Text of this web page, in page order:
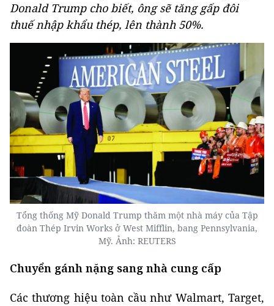
Donald Trump cho biết, ông sẽ tăng gấp đôi
thuế nhập khẩu thép, lên thành 50%.
Tổng thống Mỹ Donald Trump thăm một nhà máy của Tập
đoàn Thép Irvin Works ở West Mifflin, bang Pennsylvania,
Mỹ. Ảnh: REUTERS
Chuyển gánh nặng sang nhà cung cấp
Các thương hiệu toàn cầu như Walmart, Target,